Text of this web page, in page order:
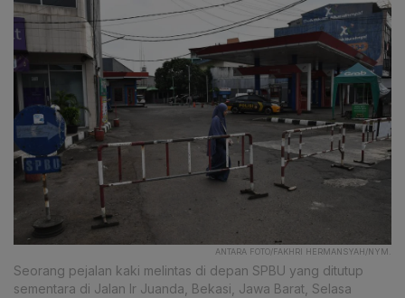
ANTARA FOTO/FAKHRI HERMANSYAH/NYM.
Seorang pejalan kaki melintas di depan SPBU yang ditutup
sementara di Jalan Ir Juanda, Bekasi, Jawa Barat, Selasa